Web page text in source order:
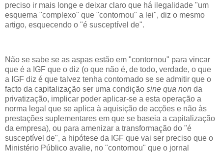
preciso ir mais longe e deixar claro que há ilegalidade "um
esquema "complexo" que "contornou" a lei", diz o mesmo
artigo, esquecendo o "é susceptível de".
Não se sabe se as aspas estão em "contornou" para vincar
que é a IGF que o diz (o que não é, de todo, verdade, o que
a IGF diz é que talvez tenha contornado se se admitir que o
facto da capitalização ser uma condição sine qua non da
privatização, implicar poder aplicar-se a esta operação a
norma legal que se aplica à aquisição de acções e não às
prestações suplementares em que se baseia a capitalização
da empresa), ou para amenizar a transformação do "é
susceptível de", a hipótese da IGF que vai ser preciso que o
Ministério Público avalie, no "contornou" que o jornal